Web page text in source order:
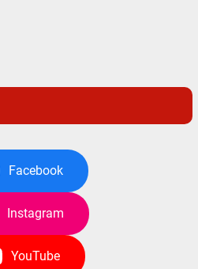
Facebook
Instagram
YouTube